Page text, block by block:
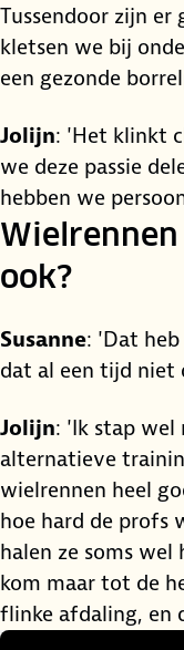
Tussendoor zijn
kletsen we bij
een gezonde
Jolijn: 'Het klinkt
we deze passie
hebben we
ook?
Susanne: 'Dat
dat al een tijd niet
Jolijn: 'Ik stap wel
alternatieve
wielrennen heel
hoe hard de profs
halen ze soms
kom maar tot de
flinke afdaling, en